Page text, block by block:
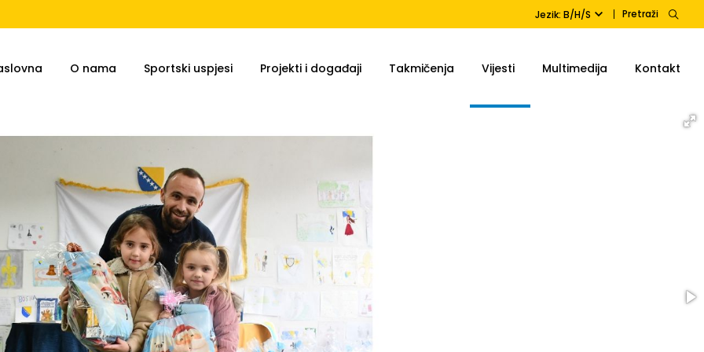
Jezik: B/H/S Pretraži
O nama Sportski uspjesi Projekti i događaji Takmičenja Vijesti Multimedija Kontakt